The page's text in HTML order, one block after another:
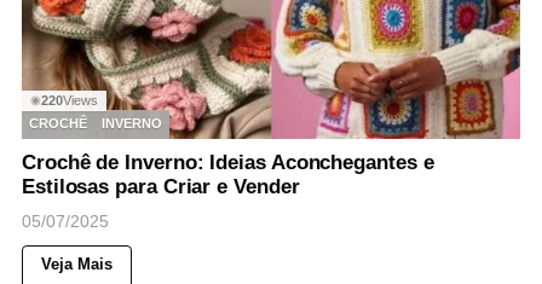
◉220Views
CROCHÊ
INVERNO
Crochê de Inverno: Ideias Aconchegantes e
Estilosas para Criar e Vender
05/07/2025
Veja Mais